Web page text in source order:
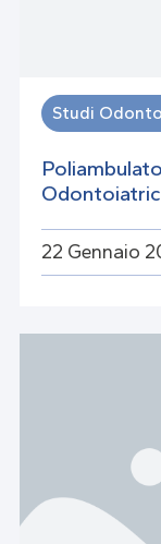
Studi
22 Gennaio